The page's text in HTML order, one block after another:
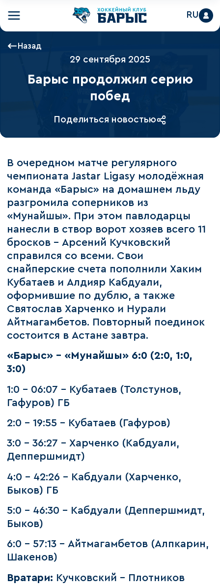
RU
Назад
29 сентября 2025
Барыс продолжил серию
побед
Поделиться новостью
В очередном матче регулярного
чемпионата Jastar Ligasy молодёжная
команда «Барыс» на домашнем льду
разгромила соперников из
«Мунайшы». При этом павлодарцы
нанесли в створ ворот хозяев всего 11
бросков – Арсений Кучковский
справился со всеми. Свои
снайперские счета пополнили Хаким
Кубатаев и Алдияр Кабдуали,
оформившие по дублю, а также
Святослав Харченко и Нурали
Айтмагамбетов. Повторный поединок
состоится в Астане завтра.
«Барыс» - «Мунайшы» 6:0 (2:0, 1:0,
3:0)
1:0 - 06:07 - Кубатаев (Толстунов,
Гафуров) ГБ
2:0 - 19:55 - Кубатаев (Гафуров)
3:0 - 36:27 - Харченко (Кабдуали,
Деппершмидт)
4:0 - 42:26 - Кабдуали (Харченко,
Быков) ГБ
5:0 - 46:30 - Кабдуали (Деппершмидт,
Быков)
6:0 - 57:13 - Айтмагамбетов (Алпкарин,
Шакенов)
Вратари: Кучковский - Плотников